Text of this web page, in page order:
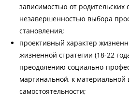
зависимостью от родительских
незавершенностью выбора
становления;
проективный характер
жизненной стратегии (18-22
преодолению социально-
маргинальной, к материальной
самостоятельности;